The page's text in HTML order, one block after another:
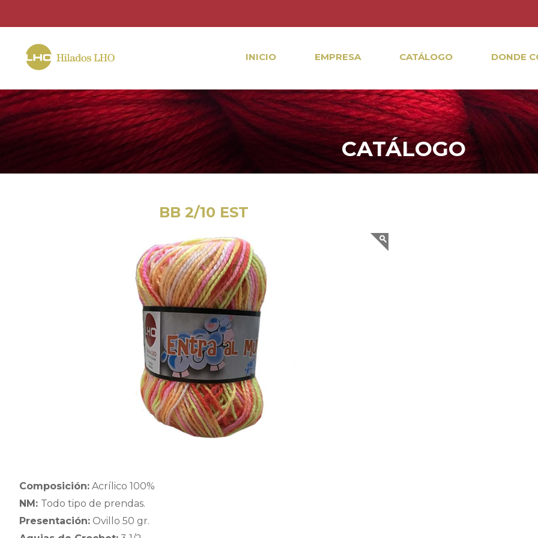
INICIO EMPRESA CATÁLOGO DONDE
CATÁLOGO
BB 2/10 EST
Composición: Acrílico 100%
NM: Todo tipo de prendas.
Presentación: Ovillo 50 gr.